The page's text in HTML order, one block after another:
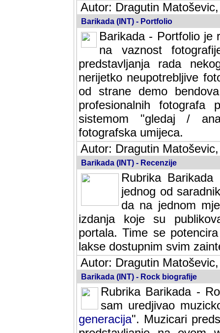
Autor: Dragutin
Barikada (INT) - Portfolio
Barikada - Portfolio je
na vaznost
predstavljanja rada
nerijetko neupotrebljive
od strane demo
profesionalnih fotografa
sistemom "gledaj /
fotografska umijeca.
Autor: Dragutin
Barikada (INT) - Recenzije
Rubrika
jednog od
da na jednom
izdanja koje su
portala. Time se
lakse dostupnim svim
Autor: Dragutin
Barikada (INT) - Rock biografije
Rubrika Barikada -
sam uredjivao
generacija". Muzicari